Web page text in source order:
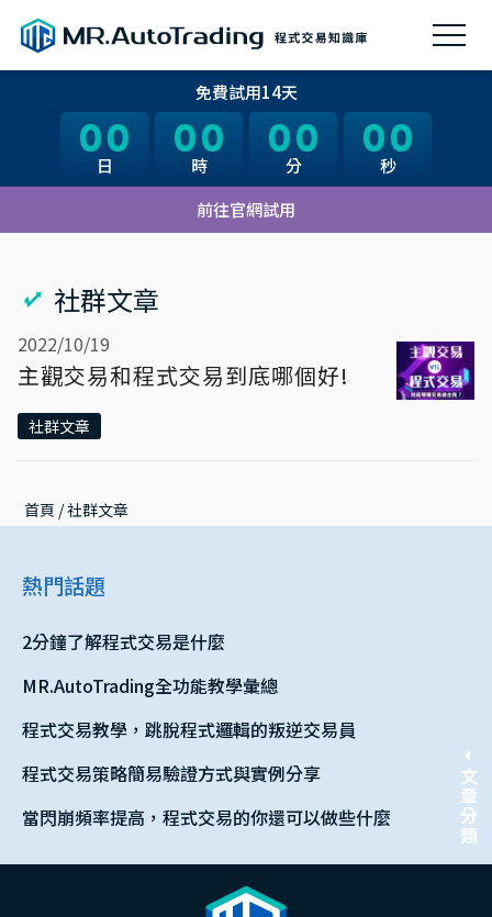
00
日 00
時 00
分 00
秒
前往官網試用
免費試用14天
00
日 00
時 00
分 00
秒
社群文章
2022/10/19
主觀交易和程式交易到底哪個好!
社群文章
首頁 / 社群文章
熱門話題
2分鐘了解程式交易是什麼
MR.AutoTrading全功能教學彙總
程式交易教學，跳脫程式邏輯的叛逆交易員
程式交易策略簡易驗證方式與實例分享
當閃崩頻率提高，程式交易的你還可以做些什麼
文章分類